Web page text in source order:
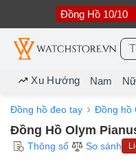
nội
dung
Đồng Hồ 10/10
Xu Hướng Nam Nữ
Đồng hồ đeo tay Đồng hồ
Đồng Hồ Olym
Thông số So sánh